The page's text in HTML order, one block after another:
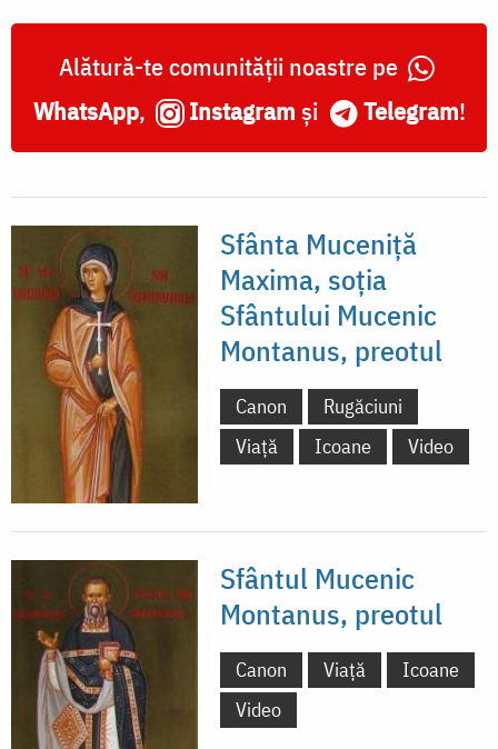
Alătură-te comunității noastre pe
WhatsApp, Instagram și Telegram!
Sfânta Muceniţă
Maxima, soţia
Sfântului Mucenic
Montanus, preotul
Canon
Rugăciuni
Viață
Icoane Video
Sfântul Mucenic
Montanus, preotul
Canon Viață
Icoane
Video